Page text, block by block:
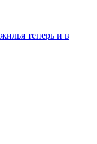
теперь и в